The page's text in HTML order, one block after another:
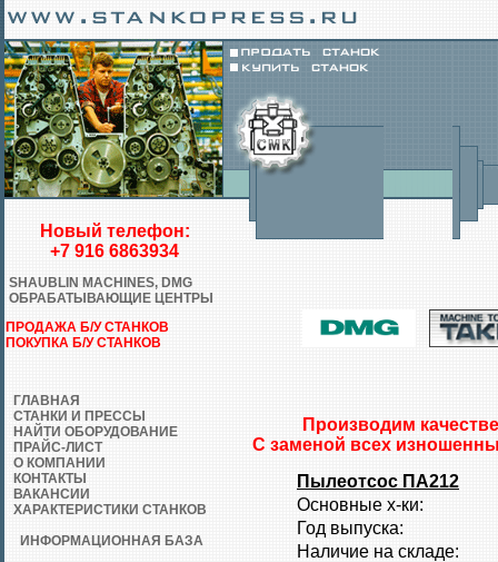
Новый телефон:
+7 916 6863934
SHAUBLIN MACHINES, DMG
ОБРАБАТЫВАЮЩИЕ ЦЕНТРЫ
ПРОДАЖА Б/У СТАНКОВ
ПОКУПКА Б/У СТАНКОВ
ГЛАВНАЯ
СТАНКИ И ПРЕССЫ
НАЙТИ ОБОРУДОВАНИЕ
ПРАЙС-ЛИСТ
О КОМПАНИИ
КОНТАКТЫ
ВАКАНСИИ
ХАРАКТЕРИСТИКИ СТАНКОВ
ИНФОРМАЦИОННАЯ БАЗА
Производим
С заменой всех
Пылеотсос ПА212
Основные х-ки:
Год выпуска:
Наличие на складе: